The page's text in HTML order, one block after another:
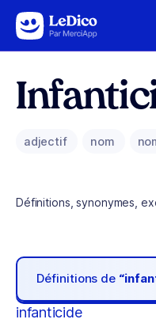
Aller au contenu
adjectif nom
Définitions, synonymes,
Définitions de
infanticide